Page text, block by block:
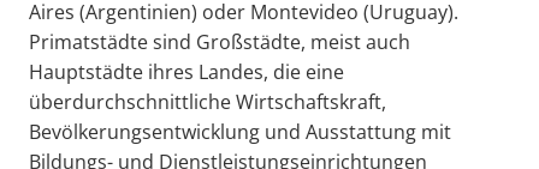
Aires (Argentinien) oder Montevideo (Uruguay).
Primatstädte sind Großstädte, meist auch
Hauptstädte ihres Landes, die eine
überdurchschnittliche Wirtschaftskraft,
Bevölkerungsentwicklung und Ausstattung mit
Bildungs- und Dienstleistungseinrichtungen